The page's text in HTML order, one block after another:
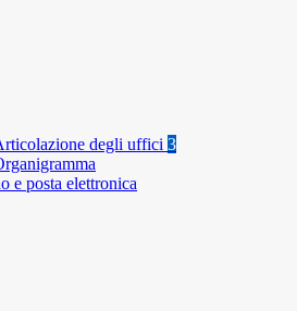
degli uffici 3
e posta elettronica